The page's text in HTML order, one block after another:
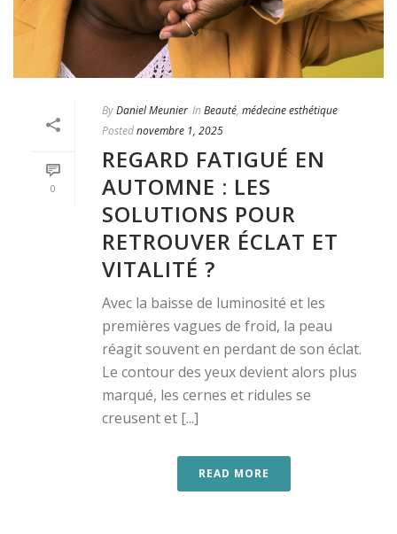
0
ByDaniel Meunier In Beauté, médecine esthétique
Postednovembre 1, 2025
REGARD FATIGUÉ EN
AUTOMNE : LES
SOLUTIONS POUR
RETROUVER ÉCLAT ET
VITALITÉ ?
Avec la baisse de luminosité et les
premières vagues de froid, la peau
réagit souvent en perdant de son éclat.
Le contour des yeux devient alors plus
marqué, les cernes et ridules se
creusent et [...]
READ MORE